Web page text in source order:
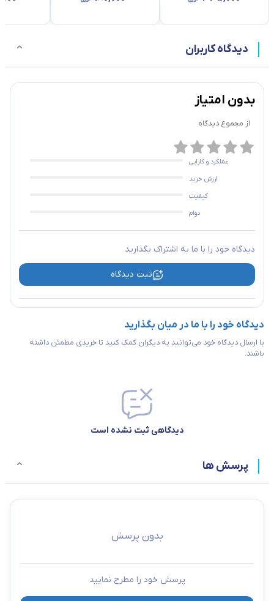
دیدگاه کاربران
بدون امتیاز
از مجموع دیدگاه
عملکرد و کارایی
ارزش خرید
کیفیت
دوام
دیدگاه خود را با ما به اشتراک بگذارید
ثبت دیدگاه
دیدگاه خود را با ما در میان بگذارید
با ارسال دیدگاه خود می‌توانید به دیگران کمک کنید تا خریدی مطمئن داشته
باشند.
دیدگاهی ثبت نشده است
پرسش ها
بدون پرسش
پرسش خود را مطرح نمایید